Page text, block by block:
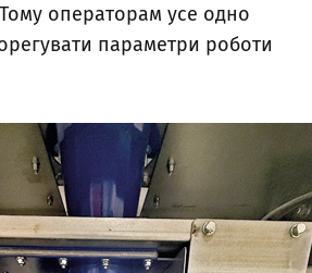
Тому операторам усе одно
параметри роботи